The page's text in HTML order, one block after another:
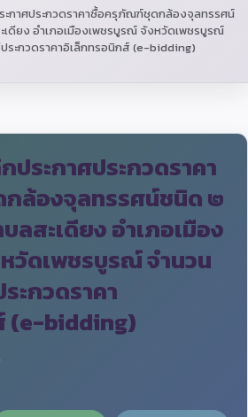
ะกาศประกวดราคาซื้อครุภัณฑ์ชุดกล้องจุลทรรศน์
ดียง อำเภอเมืองเพชรบูรณ์ จังหวัดเพชรบูรณ์
ระกวดราคาอิเล็กทรอนิกส์ (e-bidding)
ประกาศประกวดราคา
ล้องจุลทรรศน์ชนิด ๒
ลสะเดียง อำเภอเมือง
วัดเพชรบูรณ์ จำนวน
ะกวดราคา
(e-bidding)